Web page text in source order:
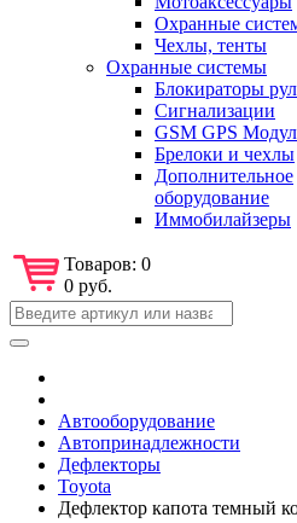
Охранные
Чехлы, тенты
Охранные системы
Блокираторы
Сигнализации
GSM GPS
Брелоки и чехлы
Дополнительное
оборудование
Иммобилайзеры
Товаров: 0
0 руб.
Автооборудование
Автопринадлежности
Дефлекторы
Toyota
Дефлектор капота темный